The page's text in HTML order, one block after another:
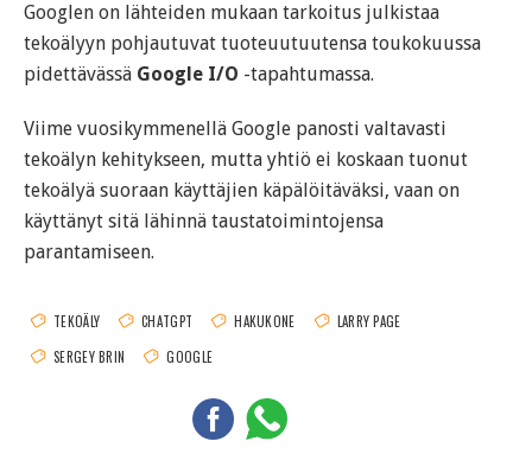
Googlen on lähteiden mukaan tarkoitus julkistaa
tekoälyyn pohjautuvat tuoteuutuutensa toukokuussa
pidettävässä Google I/O -tapahtumassa.
Viime vuosikymmenellä Google panosti valtavasti
tekoälyn kehitykseen, mutta yhtiö ei koskaan tuonut
tekoälyä suoraan käyttäjien käpälöitäväksi, vaan on
käyttänyt sitä lähinnä taustatoimintojensa
parantamiseen.
TEKOÄLY CHATGPT HAKUKONE
LARRY PAGE
SERGEY BRIN
GOOGLE